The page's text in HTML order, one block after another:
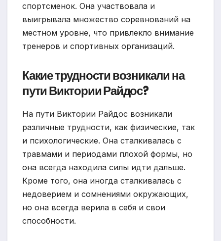
спортсменок. Она участвовала и
выигрывала множество соревнований на
местном уровне, что привлекло внимание
тренеров и спортивных организаций.
Какие трудности возникали на
пути Виктории Райдос?
На пути Виктории Райдос возникали
различные трудности, как физические, так
и психологические. Она сталкивалась с
травмами и периодами плохой формы, но
она всегда находила силы идти дальше.
Кроме того, она иногда сталкивалась с
недоверием и сомнениями окружающих,
но она всегда верила в себя и свои
способности.